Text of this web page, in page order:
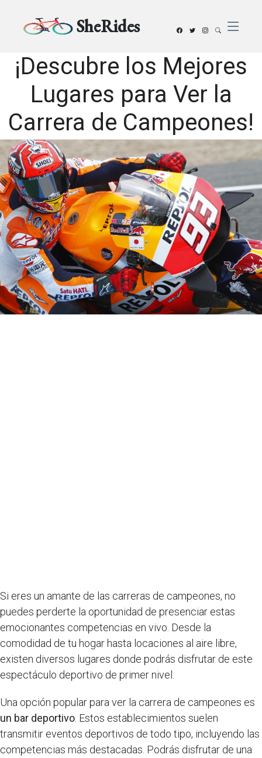
SheRides
¡Descubre los Mejores
Lugares para Ver la
Carrera de Campeones!
Si eres un amante de las carreras de campeones, no
puedes perderte la oportunidad de presenciar estas
emocionantes competencias en vivo. Desde la
comodidad de tu hogar hasta locaciones al aire libre,
existen diversos lugares donde podrás disfrutar de este
espectáculo deportivo de primer nivel.
Una opción popular para ver la carrera de campeones es
un bar deportivo . Estos establecimientos suelen
transmitir eventos deportivos de todo tipo, incluyendo las
competencias más destacadas. Podrás disfrutar de una